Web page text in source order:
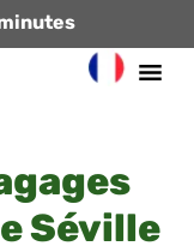
Séville